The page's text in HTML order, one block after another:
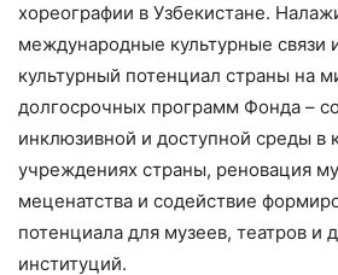
хореографии в Узбекистане.
международные культурные связи
культурный потенциал страны на
долгосрочных программ Фонда –
инклюзивной и доступной среды в
учреждениях страны, реновация
меценатства и содействие
потенциала для музеев, театров и
институций.